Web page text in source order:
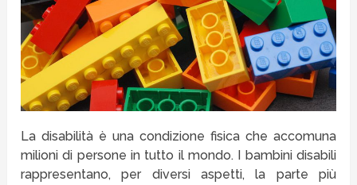
La disabilità è una condizione fisica che accomuna
milioni di persone in tutto il mondo. I bambini disabili
rappresentano, per diversi aspetti, la parte più